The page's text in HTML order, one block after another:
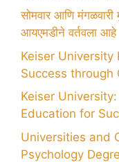
सोमवार आणि
आयएमडीने वर्तवला आहे
Keiser University
Success through
Keiser
Education for
Universities and
Psychology